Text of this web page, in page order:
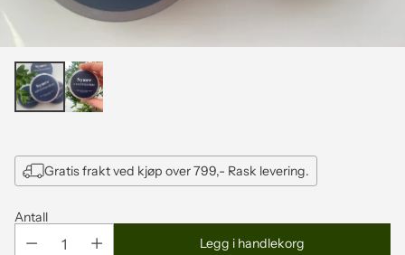
Gratis frakt ved kjøp over 799,- Rask levering.
Antall
Legg i handlekorg